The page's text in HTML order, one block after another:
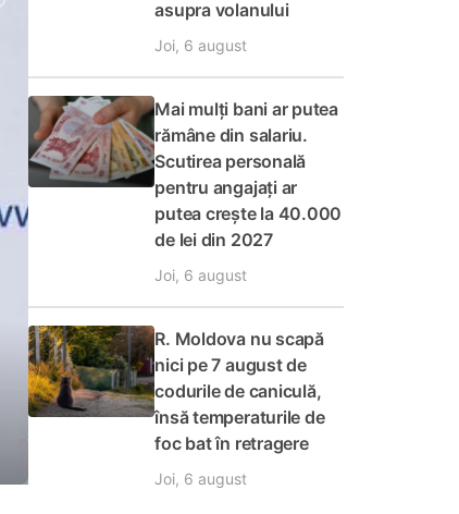
asupra volanului
Joi, 6 august
Mai mulți bani ar putea
rămâne din salariu.
Scutirea personală
pentru angajați ar
putea crește la 40.000
de lei din 2027
Joi, 6 august
R. Moldova nu scapă
nici pe 7 august de
codurile de caniculă,
însă temperaturile de
foc bat în retragere
Joi, 6 august